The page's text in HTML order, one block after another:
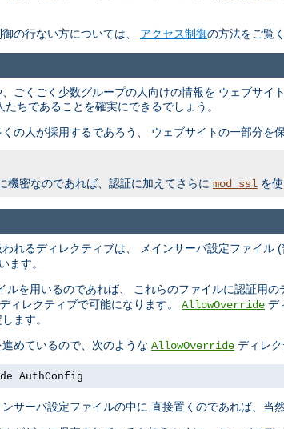
の行ない方については、 アクセス制御の方法をご覧
ごくごく少数グループの人向けの情報を ウェブサ
たちであることを確実にできるでしょう。
の人が採用するであろう、 ウェブサイトの一部分を
機密なのであれば、認証に加えてさらに mod_ssl を
れるディレクティブは、 メインサーバ設定ファイル (
ます。
ルを用いるのであれば、 これらのファイルに認証用
ディレクティブで可能になります。 AllowOverride デ
ます。
めているので、次のような AllowOverride ディレク
AuthConfig
サーバ設定ファイルの中に 直接置くのであれば、当